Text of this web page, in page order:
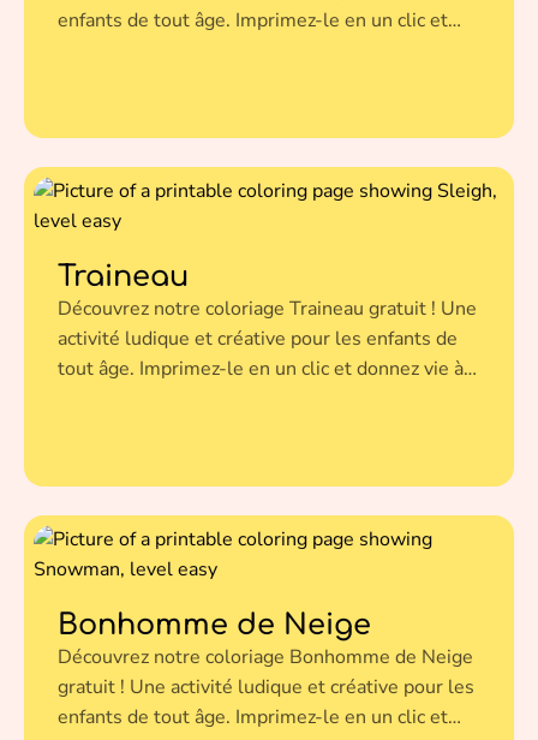
enfants de tout âge. Imprimez-le en un clic et
Traineau
Découvrez notre coloriage Traineau gratuit ! Une
activité ludique et créative pour les enfants de
tout âge. Imprimez-le en un clic et donnez vie à
Bonhomme de Neige
Découvrez notre coloriage Bonhomme de Neige
gratuit ! Une activité ludique et créative pour les
enfants de tout âge. Imprimez-le en un clic et